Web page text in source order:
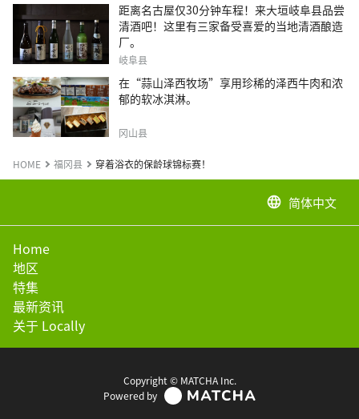
距离名古屋仅30分钟车程！来大垣岐阜县品尝
清酒吧！这里有三家备受喜爱的当地清酒酿造
厂。
岐阜县
在“蒜山泽西牧场”享用珍稀的泽西牛肉和浓
郁的软冰淇淋。
冈山县
HOME 福冈县 穿着浴衣的保龄球锦标赛！
language 简体中文
Home
地区
特集
最新资讯
关于 Locally
Copyright © MATCHA Inc.
Powered by